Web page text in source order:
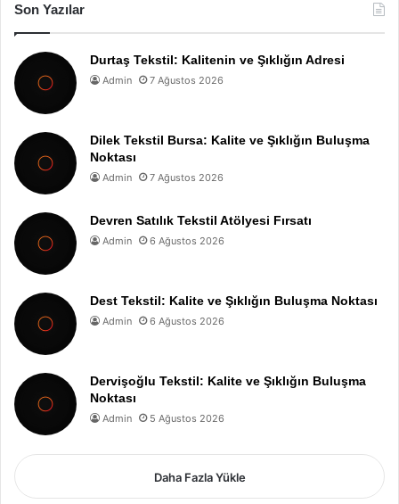
Son Yazılar
Durtaş Tekstil: Kalitenin ve Şıklığın Adresi
Admin 7 Ağustos 2026
Dilek Tekstil Bursa: Kalite ve Şıklığın Buluşma
Noktası
Admin 7 Ağustos 2026
Devren Satılık Tekstil Atölyesi Fırsatı
Admin 6 Ağustos 2026
Dest Tekstil: Kalite ve Şıklığın Buluşma Noktası
Admin 6 Ağustos 2026
Dervişoğlu Tekstil: Kalite ve Şıklığın Buluşma
Noktası
Admin 5 Ağustos 2026
Daha Fazla Yükle